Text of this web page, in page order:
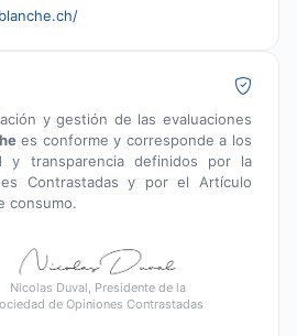
y gestión de las evaluaciones
es conforme y corresponde a los
y transparencia definidos por la
Contrastadas y por el Artículo
consumo.
Nicolas Duval, Presidente de la
de Opiniones Contrastadas